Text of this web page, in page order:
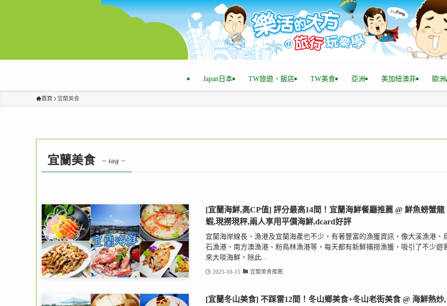
Japan日本 TW旅遊、飯店 TW美食 亞洲 美加紐澳非 歐洲
首頁 宜蘭美食
宜蘭美食 – tag –
[宜蘭海鮮,高CP值] 評分最高14間！宜蘭海鮮餐廳推薦 @ 鮮魚螃蟹龍
蝦,現撈現秤,兩人享用平價海鮮,dcard好評
宜蘭海岸線長、漁港及宜蘭海產也不少，有著豐富的漁獲資訊，像大溪漁港、
石漁港、南方澳漁港、粉鳥林漁港等，每天都有新鮮捕撈漁獲，吸引了不少遊
來大啖海鮮，除此...
2025-10-15 宜蘭美食推薦
[宜蘭冬山美食] 不踩雷12間！冬山鄉美食+冬山老街美食 @ 海鮮熱炒,